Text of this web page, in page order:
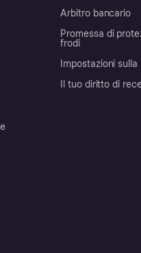
Arbitro bancario
Promessa di
frodi
Impostazioni
Il tuo diritto di